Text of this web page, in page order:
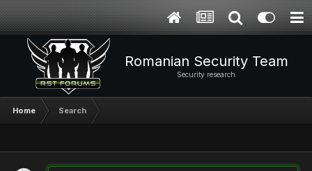
Romanian Security Team
Security research
Home Search